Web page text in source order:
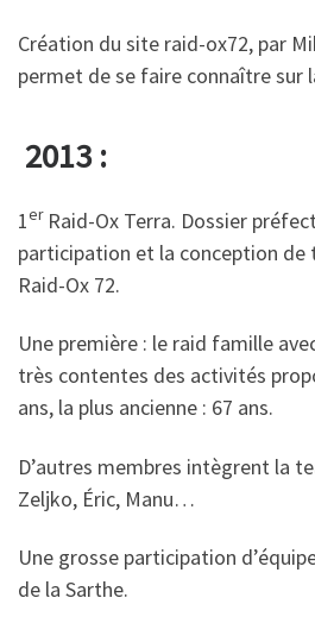
Création du site raid-ox72, par
permet de se faire connaître sur
2013 :
1erRaid-Ox Terra. Dossier
participation et la conception de
Raid-Ox 72.
Une première : le raid famille
très contentes des activités
ans, la plus ancienne : 67 ans.
D’autres membres intègrent la
Zeljko, Éric, Manu…
Une grosse participation
de la Sarthe.